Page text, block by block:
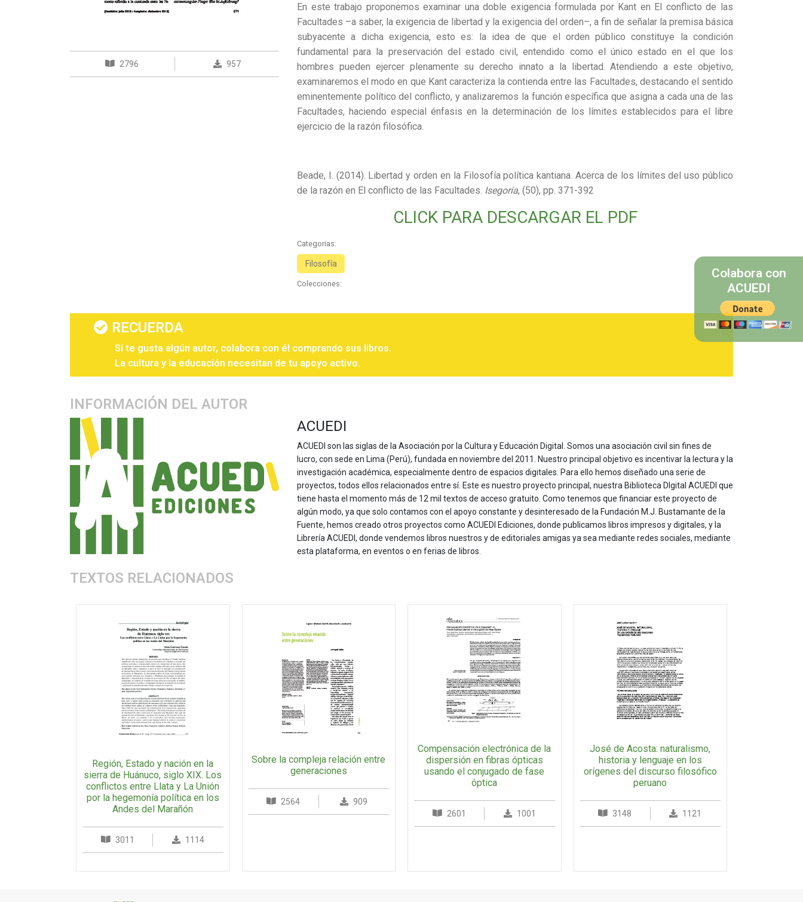
2796 957
En este trabajo proponemos examinar una doble exigencia formulada por Kant en El conflicto de las
Facultades –a saber, la exigencia de libertad y la exigencia del orden–, a fin de señalar la premisa básica
subyacente a dicha exigencia, esto es: la idea de que el orden público constituye la condición
fundamental para la preservación del estado civil, entendido como el único estado en el que los
hombres pueden ejercer plenamente su derecho innato a la libertad. Atendiendo a este objetivo,
examinaremos el modo en que Kant caracteriza la contienda entre las Facultades, destacando el sentido
eminentemente político del conflicto, y analizaremos la función específica que asigna a cada una de las
Facultades, haciendo especial énfasis en la determinación de los límites establecidos para el libre
ejercicio de la razón filosófica.
Beade, I. (2014). Libertad y orden en la Filosofía política kantiana. Acerca de los límites del uso público
de la razón en El conflicto de las Facultades. Isegoría, (50), pp. 371-392
CLICK PARA DESCARGAR EL PDF
Categorias:
Filosofía
Colecciones:
RECUERDA
Si te gusta algún autor, colabora con él comprando sus libros.
La cultura y la educación necesitan de tu apoyo activo.
INFORMACIÓN DEL AUTOR
ACUEDI
ACUEDI son las siglas de la Asociación por la Cultura y Educación Digital. Somos una asociación civil sin fines de
lucro, con sede en Lima (Perú), fundada en noviembre del 2011. Nuestro principal objetivo es incentivar la lectura y la
investigación académica, especialmente dentro de espacios digitales. Para ello hemos diseñado una serie de
proyectos, todos ellos relacionados entre sí. Este es nuestro proyecto principal, nuestra Biblioteca DIgital ACUEDI que
tiene hasta el momento más de 12 mil textos de acceso gratuito. Como tenemos que financiar este proyecto de
algún modo, ya que solo contamos con el apoyo constante y desinteresado de la Fundación M.J. Bustamante de la
Fuente, hemos creado otros proyectos como ACUEDI Ediciones, donde publicamos libros impresos y digitales, y la
Librería ACUEDI, donde vendemos libros nuestros y de editoriales amigas ya sea mediante redes sociales, mediante
esta plataforma, en eventos o en ferias de libros.
TEXTOS RELACIONADOS
Región, Estado y nación en la
sierra de Huánuco, siglo XIX. Los
conflictos entre Llata y La Unión
por la hegemonía política en los
Andes del Marañón
3011 1114
Sobre la compleja relación entre
generaciones
2564 909
Compensación electrónica de la
dispersión en fibras ópticas
usando el conjugado de fase
óptica
2601 1001
José de Acosta: naturalismo,
historia y lenguaje en los
orígenes del discurso filosófico
peruano
3148 1121
Colabora con
ACUEDI